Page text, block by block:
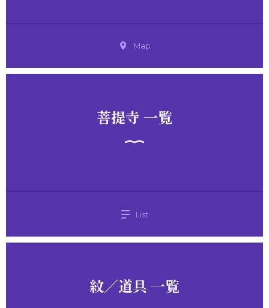
Map
菩提寺 一覧
List
紋／道具 一覧